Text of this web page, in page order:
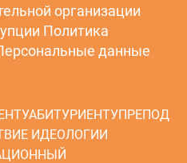
организации
Политика
данные
АБИТУРИЕНТУПРЕПОД
ИДЕОЛОГИИ